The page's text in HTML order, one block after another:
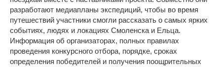
разработают медиапланы экспедиций, чтобы во время
путешествий участники смогли рассказать о самых ярких
событиях, людях и локациях Смоленска и Ельца.
Информация об организаторах, полных правилах
проведения конкурсного отбора, порядке, сроках
определения победителей и получения поощрительных